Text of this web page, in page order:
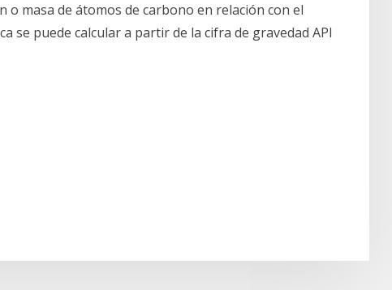
o masa de átomos de carbono en relación con el
se puede calcular a partir de la cifra de gravedad API